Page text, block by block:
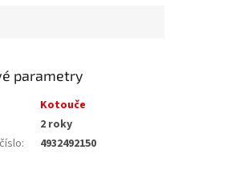
parametry
Kotouče
2 roky
: 4932492150